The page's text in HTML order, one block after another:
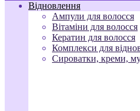
Відновлення
Ампули для волосся
Вітаміни для волосся
Кератин для волосся
Комплекси для
Сироватки, креми,